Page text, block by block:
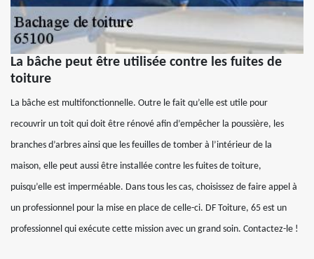
La bâche peut être utilisée contre les fuites de
toiture
La bâche est multifonctionnelle. Outre le fait qu’elle est utile pour
recouvrir un toit qui doit être rénové afin d’empêcher la poussière, les
branches d’arbres ainsi que les feuilles de tomber à l’intérieur de la
maison, elle peut aussi être installée contre les fuites de toiture,
puisqu’elle est imperméable. Dans tous les cas, choisissez de faire appel à
un professionnel pour la mise en place de celle-ci. DF Toiture, 65 est un
professionnel qui exécute cette mission avec un grand soin. Contactez-le !